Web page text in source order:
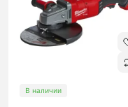
В наличии